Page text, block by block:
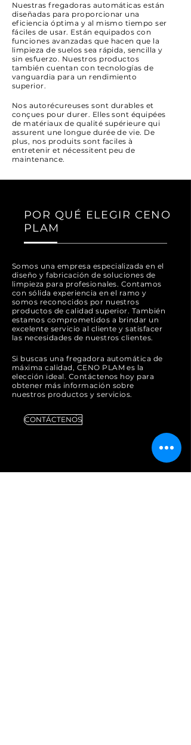
POR QUÉ ELEGIR CENO
PLAM
Somos una empresa especializada en el
diseño y fabricación de soluciones de
limpieza para profesionales. Contamos
con sólida experiencia en el ramo y
somos reconocidos por nuestros
productos de calidad superior. También
estamos comprometidos a brindar un
excelente servicio al cliente y satisfacer
las necesidades de nuestros clientes.
Si buscas una fregadora automática de
máxima calidad, CENO PLAM es la
elección ideal. Contáctenos hoy para
obtener más información sobre
nuestros productos y servicios.
CONTÁCTENOS
Nuestras fregadoras automáticas están
diseñadas para proporcionar una
eficiencia óptima y al mismo tiempo ser
fáciles de usar. Están equipados con
funciones avanzadas que hacen que la
limpieza de suelos sea rápida, sencilla y
sin esfuerzo. Nuestros productos
también cuentan con tecnologías de
vanguardia para un rendimiento
superior.
Nos autorécureuses sont durables et
conçues pour durer. Elles sont équipées
de matériaux de qualité supérieure qui
assurent une longue durée de vie. De
plus, nos produits sont faciles à
entretenir et nécessitent peu de
maintenance.